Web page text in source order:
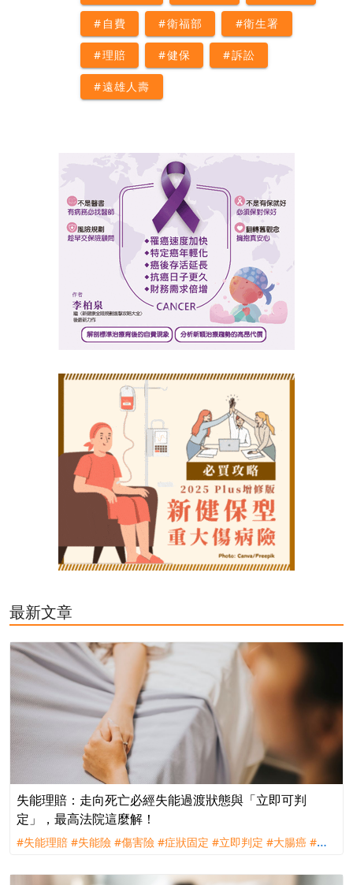
#自費 #衛福部 #衛生署
#理賠 #健保 #訴訟
#遠雄人壽
最新文章
失能理賠：走向死亡必經失能過渡狀態與「立即可判
定」，最高法院這麼解！
#失能理賠 #失能險 #傷害險 #症狀固定 #立即判定 #大腸癌 #理